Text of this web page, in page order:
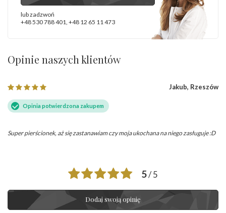
lub zadzwoń
+48 530 788 401 +48 12 65 11 473
Opinie naszych klientów
Jakub, Rzeszów
Opinia potwierdzona zakupem
Super pierścionek, aż się zastanawiam czy moja ukochana na niego zasługuje :D
5/ 5
Dodaj swoją opinię